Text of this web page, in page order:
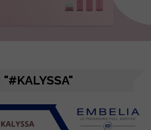
"#KALYSSA"